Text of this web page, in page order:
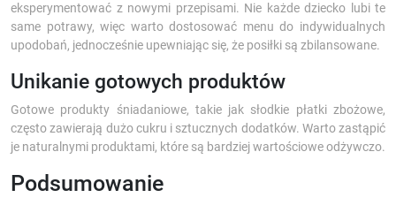
eksperymentować z nowymi przepisami. Nie każde dziecko lubi te
same potrawy, więc warto dostosować menu do indywidualnych
upodobań, jednocześnie upewniając się, że posiłki są zbilansowane.
Unikanie gotowych produktów
Gotowe produkty śniadaniowe, takie jak słodkie płatki zbożowe,
często zawierają dużo cukru i sztucznych dodatków. Warto zastąpić
je naturalnymi produktami, które są bardziej wartościowe odżywczo.
Podsumowanie